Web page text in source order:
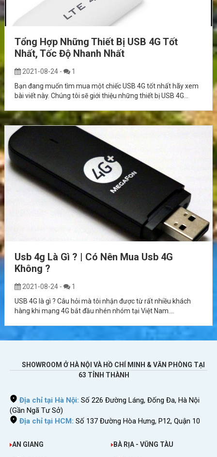
Tổng Hợp Những Thiết Bị USB 4G Tốt
Nhất, Tốc Độ Nhanh Nhất
2021-08-24 -
1
Bạn đang muốn tìm mua một chiếc USB 4G tốt nhất hãy xem
bài viết này. Chúng tôi sẽ giới thiệu những thiết bị USB 4G...
Usb 4g Là Gì ? | Có Nên Mua Usb 4G
Không ?
2021-08-24 -
1
USB 4G là gì ? Câu hỏi mà tôi nhận được từ rất nhiều khách
hàng khi mạng 4G bắt đầu nhén nhóm tại Việt Nam....
SHOWROOM Ở HÀ NỘI VÀ HỒ CHÍ MINH & VĂN PHÒNG TẠI
63 TỈNH THÀNH
Địa chỉ tại Hà Nội: Số 226 Đường Láng, Đống Đa, Hà Nội
(Gần Ngã Tư Sở)
Địa chỉ tại HCM: Số 137 Đường Hòa Hưng, P12, Quận 10
AN GIANG BÀ RỊA - VŨNG TÀU